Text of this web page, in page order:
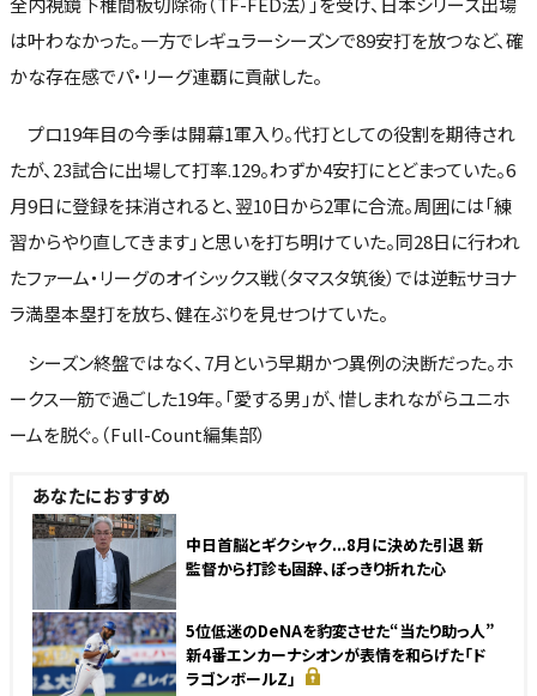
は叶わなかった。一方でレギュラーシーズンで89安打を放つなど、確
かな存在感でパ・リーグ連覇に貢献した。
プロ19年目の今季は開幕1軍入り。代打としての役割を期待され
たが、23試合に出場して打率.129。わずか4安打にとどまっていた。6
月9日に登録を抹消されると、翌10日から2軍に合流。周囲には「練
習からやり直してきます」と思いを打ち明けていた。同28日に行われ
たファーム・リーグのオイシックス戦（タマスタ筑後）では逆転サヨナ
ラ満塁本塁打を放ち、健在ぶりを見せつけていた。
シーズン終盤ではなく、7月という早期かつ異例の決断だった。ホ
ークス一筋で過ごした19年。「愛する男」が、惜しまれながらユニホ
ームを脱ぐ。（Full-Count編集部）
あなたにおすすめ
中日首脳とギクシャク...8月に決めた引退 新
監督から打診も固辞、ぽっきり折れた心
5位低迷のDeNAを豹変させた“当たり助っ人”
新4番エンカーナシオンが表情を和らげた「ド
ラゴンボールZ」